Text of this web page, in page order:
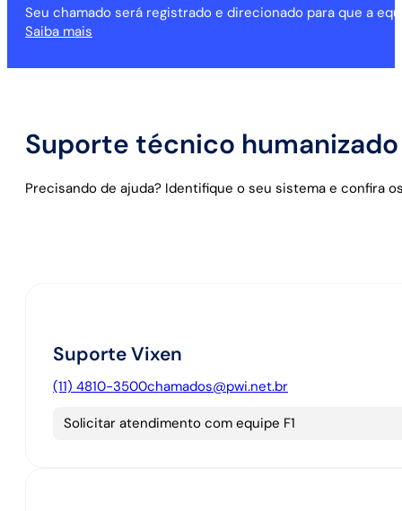
Seu chamado será registrado e direcionado para que a
Saiba mais
Suporte técnico humanizado
Precisando de ajuda? Identifique o seu sistema e confira
Suporte Vixen
(11) 4810-3500chamados@pwi.net.br
Solicitar atendimento com equipe F1